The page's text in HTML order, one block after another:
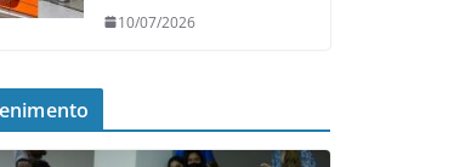
10/07/2026